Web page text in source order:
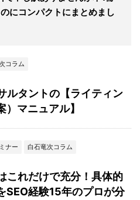
にコンパクトにまとめまし
コラム
ルタントの【ライティン
）マニュアル】
ナー 白石竜次コラム
これだけで充分！具体的
SEO経験15年のプロが分